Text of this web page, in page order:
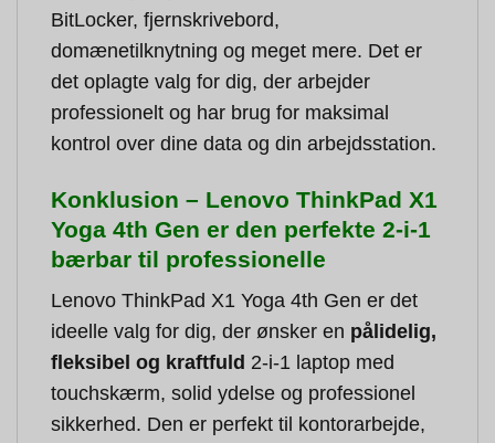
BitLocker, fjernskrivebord,
domænetilknytning og meget mere. Det er
det oplagte valg for dig, der arbejder
professionelt og har brug for maksimal
kontrol over dine data og din arbejdsstation.
Konklusion – Lenovo ThinkPad X1
Yoga 4th Gen er den perfekte 2-i-1
bærbar til professionelle
Lenovo ThinkPad X1 Yoga 4th Gen er det
ideelle valg for dig, der ønsker en pålidelig,
fleksibel og kraftfuld 2-i-1 laptop med
touchskærm, solid ydelse og professionel
sikkerhed. Den er perfekt til kontorarbejde,